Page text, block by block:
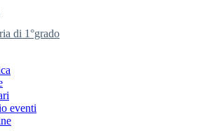
di 1°grado
eventi